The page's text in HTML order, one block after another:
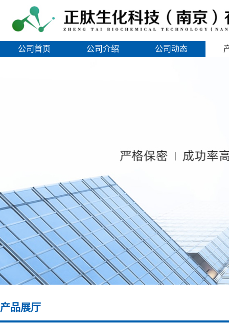
公司首页 公司介绍 公司动态
产品展厅